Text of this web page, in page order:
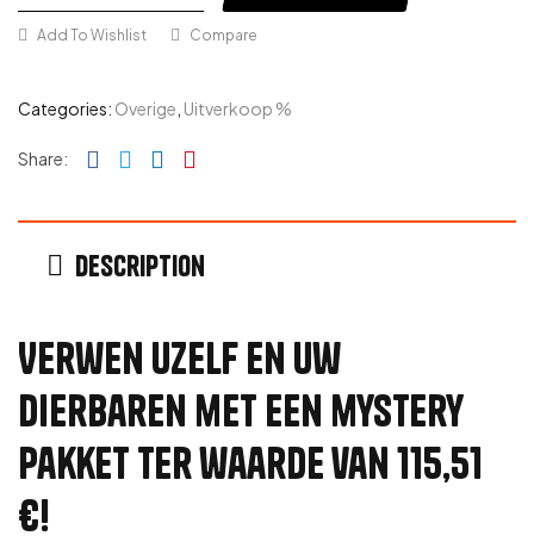
Add To Wishlist Compare
Categories: Overige Uitverkoop %
Share: Facebook
TwitterLinkedin
Description
Verwen uzelf en uw
dierbaren met een mystery
pakket ter waarde van 115,51
€!